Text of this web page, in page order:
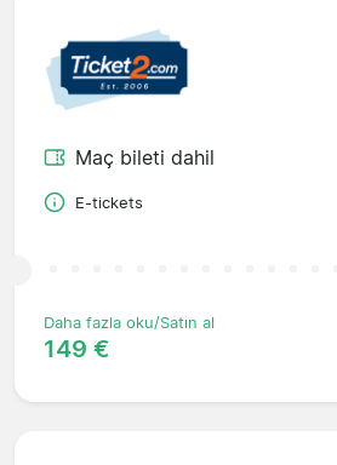
Maç bileti dahil
E-tickets
Daha fazla oku/Satın al
149 €